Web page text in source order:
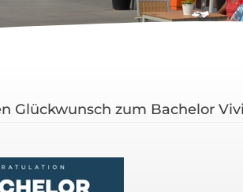
Glückwunsch zum Bachelor